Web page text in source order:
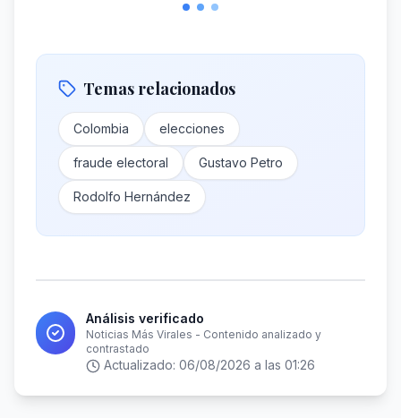
Temas relacionados
Colombia elecciones
fraude electoral Gustavo Petro
Rodolfo Hernández
Análisis verificado
Noticias Más Virales - Contenido analizado y
contrastado
Actualizado: 06/08/2026 a las 01:26